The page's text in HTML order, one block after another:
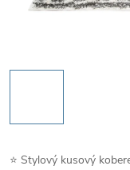
⭐ Stylový kusový